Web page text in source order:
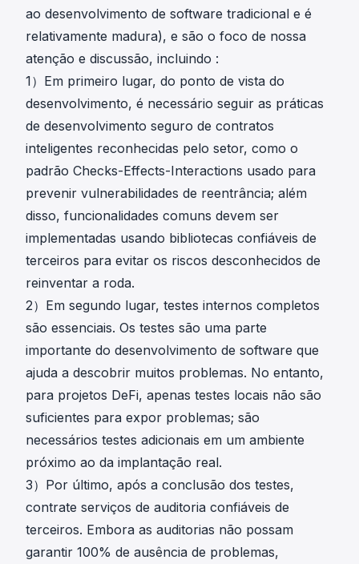
ao desenvolvimento de software tradicional e é
relativamente madura), e são o foco de nossa
atenção e discussão, incluindo :
1）Em primeiro lugar, do ponto de vista do
desenvolvimento, é necessário seguir as práticas
de desenvolvimento seguro de contratos
inteligentes reconhecidas pelo setor, como o
padrão Checks-Effects-Interactions usado para
prevenir vulnerabilidades de reentrância; além
disso, funcionalidades comuns devem ser
implementadas usando bibliotecas confiáveis de
terceiros para evitar os riscos desconhecidos de
reinventar a roda.
2）Em segundo lugar, testes internos completos
são essenciais. Os testes são uma parte
importante do desenvolvimento de software que
ajuda a descobrir muitos problemas. No entanto,
para projetos DeFi, apenas testes locais não são
suficientes para expor problemas; são
necessários testes adicionais em um ambiente
próximo ao da implantação real.
3）Por último, após a conclusão dos testes,
contrate serviços de auditoria confiáveis de
terceiros. Embora as auditorias não possam
garantir 100% de ausência de problemas,